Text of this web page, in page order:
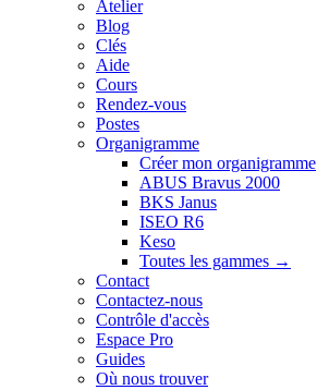
Atelier
Blog
Clés
Aide
Cours
Rendez-vous
Postes
Organigramme
Créer mon organigramme
ABUS Bravus 2000
BKS Janus
ISEO R6
Keso
Toutes les gammes →
Contact
Contactez-nous
Contrôle d'accès
Espace Pro
Guides
Où nous trouver